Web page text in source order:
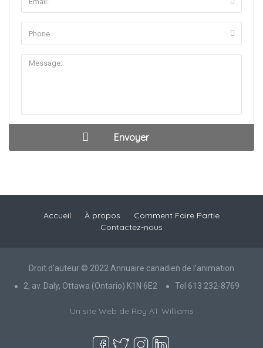
Accueil À propos
Comment Faire Partie
Contactez-nous
Droit d’auteur © 2022 Annuaire canadien de l’animation
2, av. Daly, Ottawa (Ontario) K1N 6E2
Tel 613 232-8769
Un site Web de Roy AT Williams